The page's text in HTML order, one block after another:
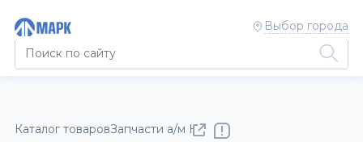
Выбор города
Каталог товаровЗапчасти а/м КАМАЗ